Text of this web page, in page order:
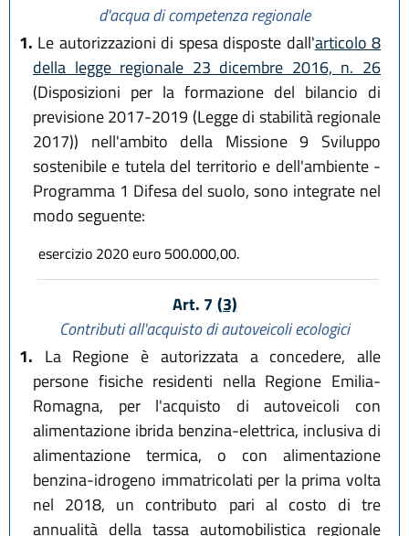
d'acqua di competenza regionale
1. Le autorizzazioni di spesa disposte dall'articolo 8
della legge regionale 23 dicembre 2016, n. 26
(Disposizioni per la formazione del bilancio di
previsione 2017-2019 (Legge di stabilità regionale
2017)) nell'ambito della Missione 9 Sviluppo
sostenibile e tutela del territorio e dell'ambiente -
Programma 1 Difesa del suolo, sono integrate nel
modo seguente:
esercizio 2020 euro 500.000,00.
Art. 7 (3)
Contributi all'acquisto di autoveicoli ecologici
1. La Regione è autorizzata a concedere, alle
persone fisiche residenti nella Regione Emilia-
Romagna, per l'acquisto di autoveicoli con
alimentazione ibrida benzina-elettrica, inclusiva di
alimentazione termica, o con alimentazione
benzina-idrogeno immatricolati per la prima volta
nel 2018, un contributo pari al costo di tre
annualità della tassa automobilistica regionale